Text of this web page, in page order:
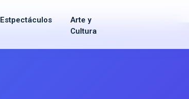
Estpectáculos
Arte y
Cultura